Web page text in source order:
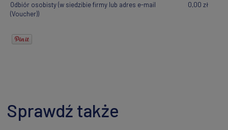
Odbiór osobisty(w siedzibie firmy lub adres e-mail
(Voucher))
0,00 zł
Sprawdź także